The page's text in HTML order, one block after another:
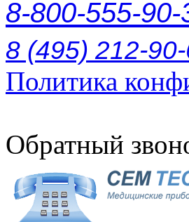
8-800-555-90-
8 (495) 212-
Политика
Обратный